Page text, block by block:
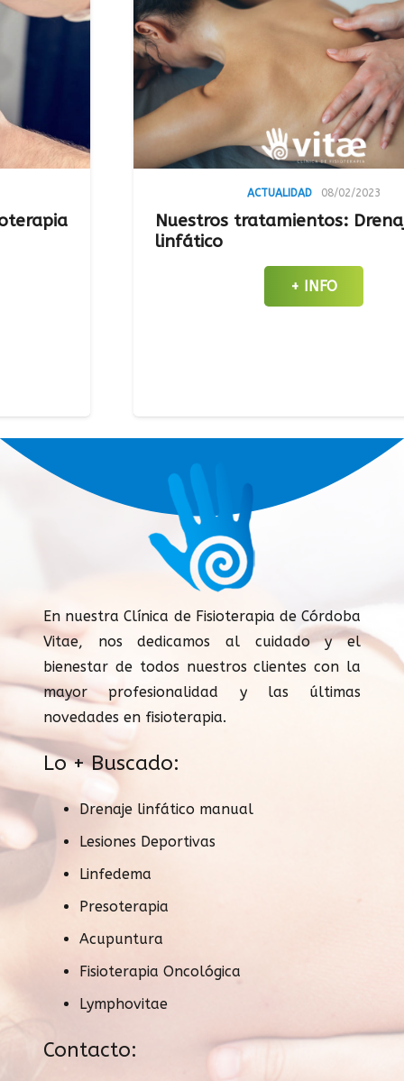
08/02/2023
Nuestros tratamientos: Drenaje
En nuestra Clínica de Fisioterapia de Córdoba
Vitae, nos dedicamos al cuidado y el
bienestar de todos nuestros clientes con la
mayor profesionalidad y las últimas
novedades en fisioterapia.
Lo + Buscado:
Drenaje linfático manual
Lesiones Deportivas
Linfedema
Presoterapia
Acupuntura
Fisioterapia Oncológica
Lymphovitae
Contacto: